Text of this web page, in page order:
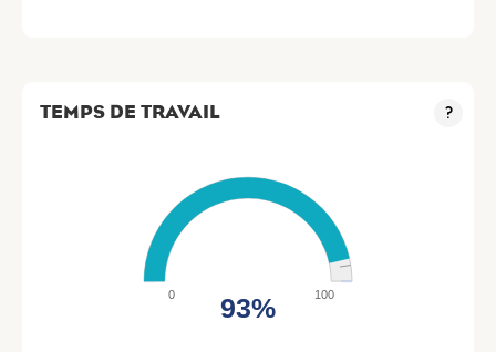
TEMPS DE TRAVAIL ?
0 100
93%